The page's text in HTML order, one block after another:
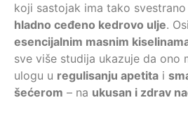
koji sastojak ima tako
hladno ceđeno kedrovo ulje.
esencijalnim masnim
sve više studija ukazuje da ono
ulogu u regulisanju apetita i
šećerom – na ukusan i zdrav